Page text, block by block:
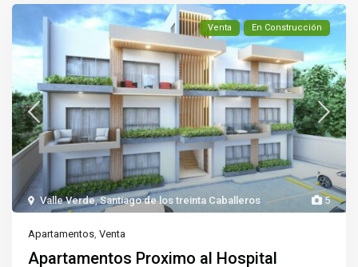
5
Valle Verde,Santiago de los treinta Caballeros
Venta En Construcción
Apartamentos,Venta
Apartamentos Proximo al Hospital